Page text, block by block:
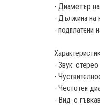
- Диаметър
- Дължина на
- подплатени
- Звук: стерео
-
- Честотен
- Вид: с